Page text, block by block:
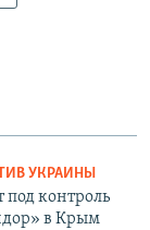
УКРАИНЫ
под контроль
в Крым